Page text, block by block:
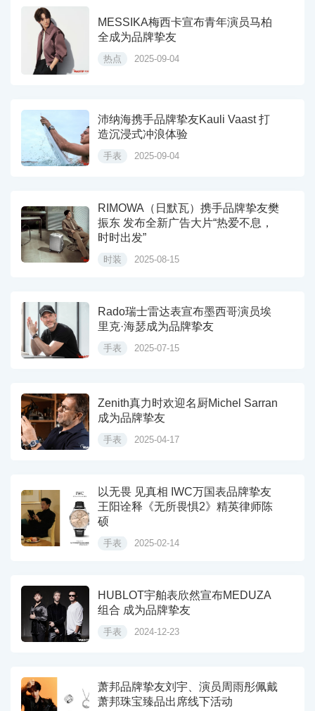
MESSIKA梅西卡宣布青年演员马柏
全成为品牌挚友
热点 2025-09-04
沛纳海携手品牌挚友Kauli Vaast 打
造沉浸式冲浪体验
手表 2025-09-04
RIMOWA（日默瓦）携手品牌挚友樊
振东 发布全新广告大片“热爱不息，
时时出发”
时装 2025-08-15
Rado瑞士雷达表宣布墨西哥演员埃
里克·海瑟成为品牌挚友
手表 2025-07-15
Zenith真力时欢迎名厨Michel Sarran
成为品牌挚友
手表 2025-04-17
以无畏 见真相 IWC万国表品牌挚友
王阳诠释《无所畏惧2》精英律师陈
硕
手表 2025-02-14
HUBLOT宇舶表欣然宣布MEDUZA
组合 成为品牌挚友
手表 2024-12-23
萧邦品牌挚友刘宇、演员周雨彤佩戴
萧邦珠宝臻品出席线下活动